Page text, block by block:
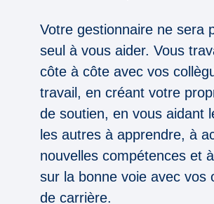
Votre gestionnaire ne sera
seul à vous aider. Vous
côte à côte avec vos
travail, en créant votre
de soutien, en vous aidant
les autres à apprendre, à
nouvelles compétences et
sur la bonne voie avec vos
de carrière.